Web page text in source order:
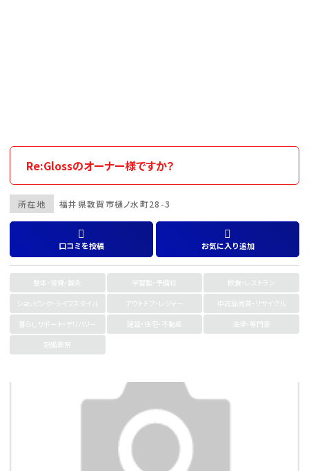
Re:Glossのオーナー様ですか？
所在地 福井県敦賀市樋ノ水町28-3
口コミを投稿 お気に入り追加
整体・接骨・鍼灸 学習塾・予備校
飲食・レストラン
ショッピング・ライフスタイル
アウトドア・レジャー
中古品売買・リサイクル
暮らしサポート・デリバリー
建設・住宅・不動産
法律・専門家
冠婚葬祭